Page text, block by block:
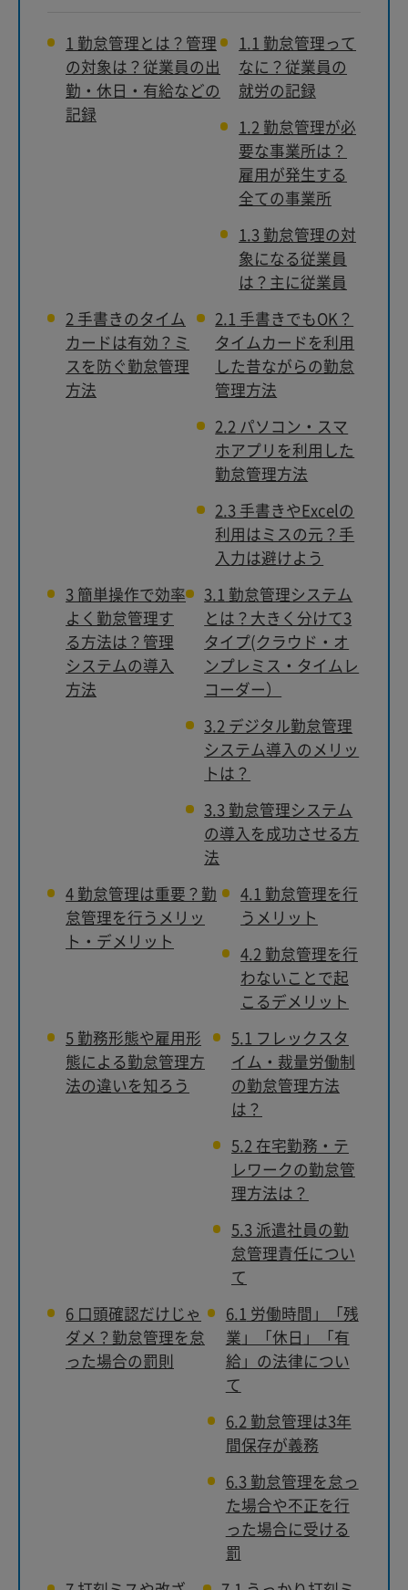
1 勤怠管理とは？管理
の対象は？従業員の出
勤・休日・有給などの
記録
1.1 勤怠管理って
なに？従業員の
就労の記録
1.2 勤怠管理が必
要な事業所は？
雇用が発生する
全ての事業所
1.3 勤怠管理の対
象になる従業員
は？主に従業員
2 手書きのタイム
カードは有効？ミ
スを防ぐ勤怠管理
方法
2.1 手書きでもOK？
タイムカードを利用
した昔ながらの勤怠
管理方法
2.2 パソコン・スマ
ホアプリを利用した
勤怠管理方法
2.3 手書きやExcelの
利用はミスの元？手
入力は避けよう
3 簡単操作で効率
よく勤怠管理す
る方法は？管理
システムの導入
方法
3.1 勤怠管理システム
とは？大きく分けて3
タイプ(クラウド・オ
ンプレミス・タイムレ
コーダー）
3.2 デジタル勤怠管理
システム導入のメリッ
トは？
3.3 勤怠管理システム
の導入を成功させる方
法
4 勤怠管理は重要？勤
怠管理を行うメリッ
ト・デメリット
4.1 勤怠管理を行
うメリット
4.2 勤怠管理を行
わないことで起
こるデメリット
5 勤務形態や雇用形
態による勤怠管理方
法の違いを知ろう
5.1 フレックスタ
イム・裁量労働制
の勤怠管理方法
は？
5.2 在宅勤務・テ
レワークの勤怠管
理方法は？
5.3 派遣社員の勤
怠管理責任につい
て
6 口頭確認だけじゃ
ダメ？勤怠管理を怠
った場合の罰則
6.1 労働時間」「残
業」「休日」「有
給」の法律につい
て
6.2勤怠管理は3年
間保存が義務
6.3勤怠管理を怠っ
た場合や不正を行
った場合に受ける
罰